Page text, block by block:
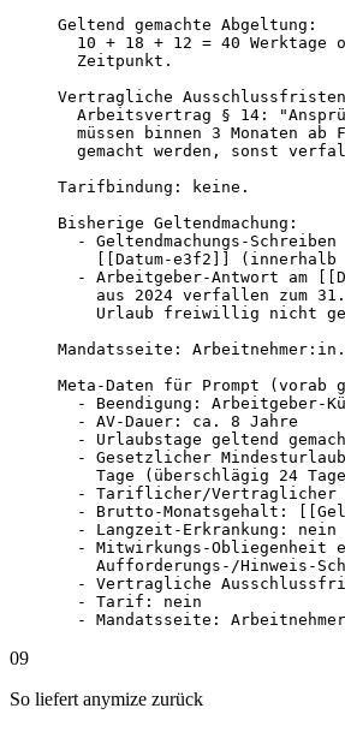
Geltend gemachte Abgeltung:
10 + 18 + 12 = 40 Werktage
  Zeitpunkt.
Vertragliche
Arbeitsvertrag § 14:
müssen binnen 3 Monaten ab
gemacht werden, sonst
Tarifbindung: keine.
Bisherige Geltendmachung:
- Geltendmachungs-Schreiben
[[Datum-e3f2]] (innerhalb
- Arbeitgeber-Antwort am
aus 2024 verfallen zum
Urlaub freiwillig nicht
Mandatsseite: Arbeitnehmer:in.
Meta-Daten für Prompt (vorab
- Beendigung: Arbeitgeber-
  - AV-Dauer: ca. 8 Jahre
- Urlaubstage geltend
- Gesetzlicher
Tage (überschlägig 24
- Tariflicher/Vertraglicher
- Brutto-Monatsgehalt:
  - Langzeit-Erkrankung: nein
- Mitwirkungs-Obliegenheit
Aufforderungs-/Hinweis-
- Vertragliche
  - Tarif: nein
- Mandatsseite:
09
So liefert anymize zurück